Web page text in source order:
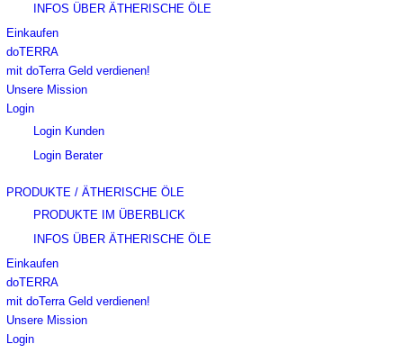
INFOS ÜBER ÄTHERISCHE ÖLE
Einkaufen
doTERRA
mit doTerra Geld verdienen!
Unsere Mission
Login
Login Kunden
Login Berater
PRODUKTE / ÄTHERISCHE ÖLE
PRODUKTE IM ÜBERBLICK
INFOS ÜBER ÄTHERISCHE ÖLE
Einkaufen
doTERRA
mit doTerra Geld verdienen!
Unsere Mission
Login